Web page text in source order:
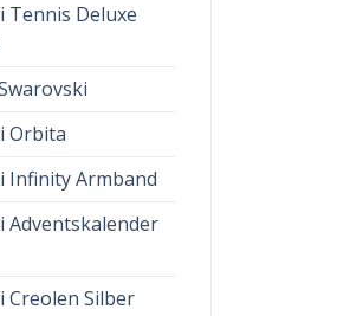
Tennis Deluxe
Orbita
Infinity Armband
Adventskalender
Creolen Silber